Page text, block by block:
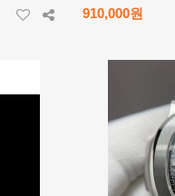
910,000원